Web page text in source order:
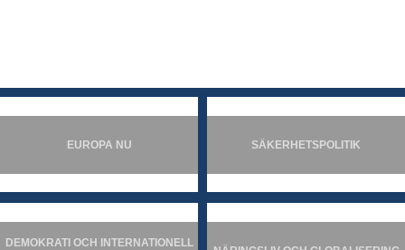
EUROPA NU SÄKERHETSPOLITIK
DEMOKRATI OCH INTERNATIONELL